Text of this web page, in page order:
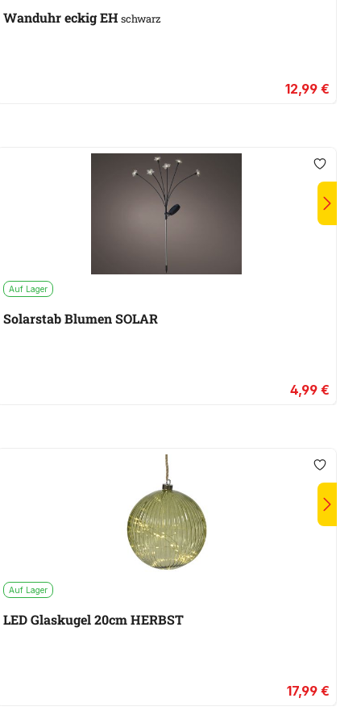
Wanduhr eckig EH schwarz
12,99 €
Auf Lager
Solarstab Blumen SOLAR
4,99 €
Auf Lager
LED Glaskugel 20cm HERBST
17,99 €